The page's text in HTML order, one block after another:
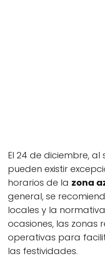
El 24 de diciembre,
pueden existir
horarios de la zona
general, se
locales y la
ocasiones, las zonas
operativas para
las festividades.